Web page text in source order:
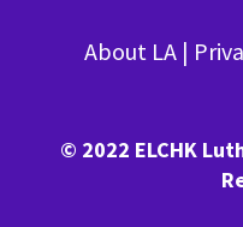
About LA|
© 2022 ELCHK